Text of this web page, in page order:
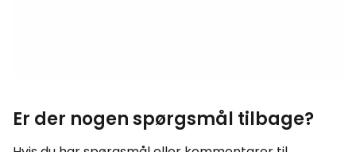
Er der nogen spørgsmål tilbage?